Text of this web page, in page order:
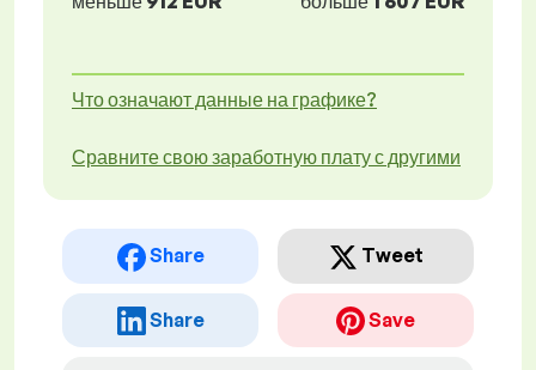
Что означают данные на графике?
Сравните свою заработную плату с другими
Share Tweet
Share Save